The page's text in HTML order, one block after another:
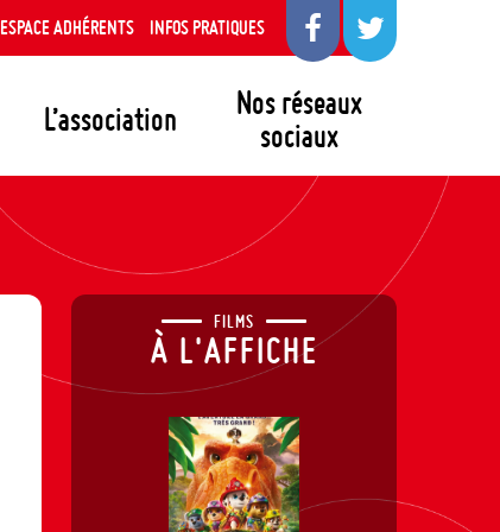
L’association
Nos réseaux
sociaux
ESPACE ADHÉRENTS INFOS PRATIQUES
FILMS
À L'AFFICHE